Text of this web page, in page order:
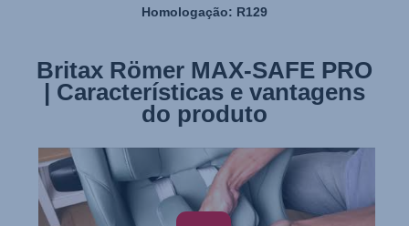
Homologação: R129
Britax Römer MAX-SAFE PRO
| Características e vantagens
do produto
Britax Römer MAX-SAFE PRO
| Instalação